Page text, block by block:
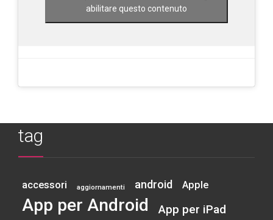
abilitare questo contenuto
tag
accessori aggiornamenti android Apple
App per Android App per iPad